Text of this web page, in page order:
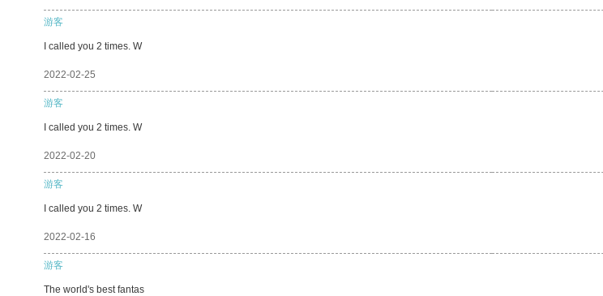
游客
I called you 2 times. W
2022-02-25
游客
I called you 2 times. W
2022-02-20
游客
I called you 2 times. W
2022-02-16
游客
The world's best fantas